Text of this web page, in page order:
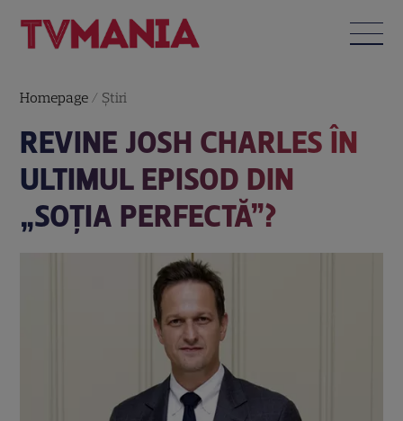
Homepage / Știri
REVINE JOSH CHARLES ÎN
ULTIMUL EPISOD DIN
„SOŢIA PERFECTĂ”?